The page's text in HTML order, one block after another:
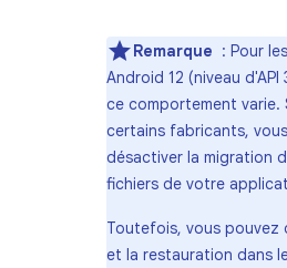
Remarque : Pour
Android 12 (niveau
ce comportement varie.
certains fabricants,
désactiver la migration
fichiers de votre
Toutefois, vous pouvez
et la restauration dans